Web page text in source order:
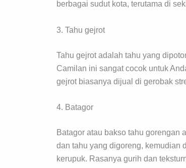
berbagai sudut kota, terutama di
3. Tahu gejrot
Tahu gejrot adalah tahu yang
Camilan ini sangat cocok untuk
gejrot biasanya dijual di gerobak
4. Batagor
Batagor atau bakso tahu gorengan
dan tahu yang digoreng, kemudian
kerupuk. Rasanya gurih dan